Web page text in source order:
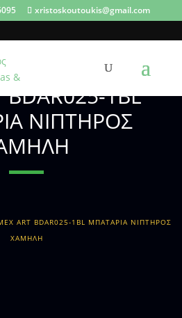
xristoskoutoukis@gmail.com
BDAR025-1BL
ΝΙΠΤΗΡΟΣ
ART BDAR025-1BL ΜΠΑΤΑΡΙΑ ΝΙΠΤΗΡΟΣ
ΧΑΜΗΛΗ